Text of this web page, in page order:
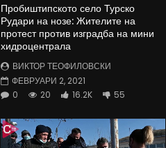
Пробиштипското село Турско
Рудари на нозе: Жителите на
протест против изградба на мини
хидроцентрала
ВИКТОР ТЕОФИЛОВСКИ
ФЕВРУАРИ 2, 2021
0
20 16.2K 55